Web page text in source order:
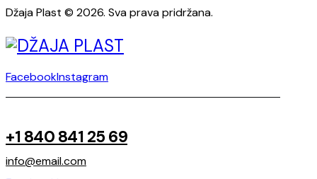
Džaja Plast © 2026. Sva prava pridržana.
FacebookInstagram
+1 840 841 25 69
info@email.com